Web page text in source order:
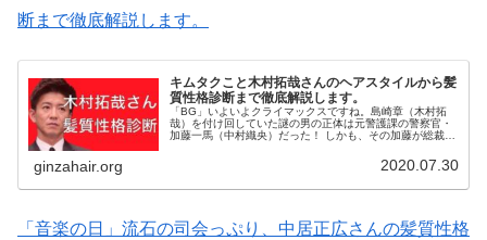
断まで徹底解説します。
キムタクこと木村拓哉さんのヘアスタイルから髪
質性格診断まで徹底解説します。
「BG」いよいよクライマックスですね。島崎章（木村拓
哉）を付け回していた謎の男の正体は元警護課の警察官・
加藤一馬（中村織央）だった！ しかも、その加藤が総裁特
ginzahair.org 2020.07.30
「音楽の日」流石の司会っぷり、中居正広さんの髪質性格